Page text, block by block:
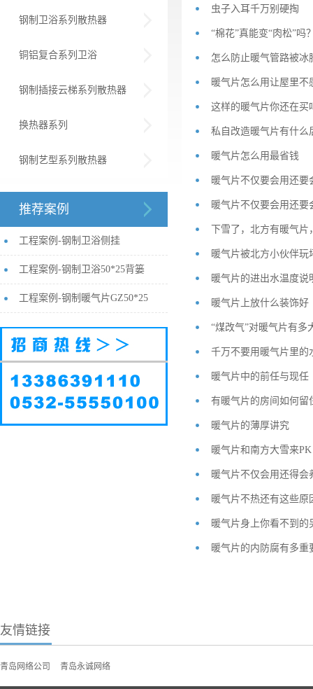
钢制卫浴系列散热器
铜铝复合系列卫浴
钢制插接云梯系列散热器
换热器系列
钢制艺型系列散热器
推荐案例
工程案例-钢制卫浴侧挂
工程案例-钢制卫浴50*25背篓
工程案例-钢制暖气片GZ50*25
虫子入耳千万别硬掏
“棉花”真能变“肉松”吗
怎么防止暖气管路被冰
暖气片怎么用让屋里不
这样的暖气片你还在买
私自改造暖气片有什么
暖气片怎么用最省钱
暖气片不仅要会用还要
暖气片不仅要会用还要
下雪了，北方有暖气
暖气片被北方小伙伴玩
暖气片的进出水温度说
暖气片上放什么装饰好
“煤改气”对暖气片有多
千万不要用暖气片里的
暖气片中的前任与现任
有暖气片的房间如何留
暖气片的薄厚讲究
暖气片和南方大雪来PK
暖气片不仅会用还得会
暖气片不热还有这些原
暖气片身上你看不到的
暖气片的内防腐有多重
友情链接
青岛网络公司 青岛永诚网络